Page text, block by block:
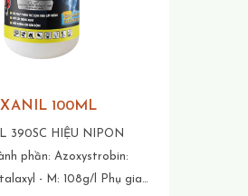
100ML
390SC HIỆU NIPON
Azoxystrobin:
- M: 108g/l Phụ gia